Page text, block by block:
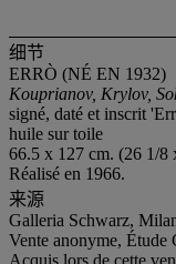
细节
ERRÒ (NÉ EN 1932)
Kouprianov, Krylov,
signé, daté et inscrit
huile sur toile
66.5 x 127 cm. (26 1/8
Réalisé en 1966.
来源
Galleria Schwarz,
Vente anonyme,
Acquis lors de cette